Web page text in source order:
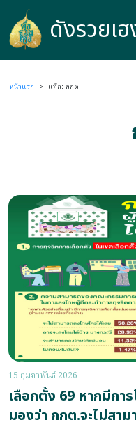
ดังรวยเฮง
ดังรวยเฮ
หน้าแรก > แท็ก: กกต.
15 กุมภาพันธ์ 2026
เลือกตั้ง 69 หากมีกา
มองว่า กกต.จะไม่สา